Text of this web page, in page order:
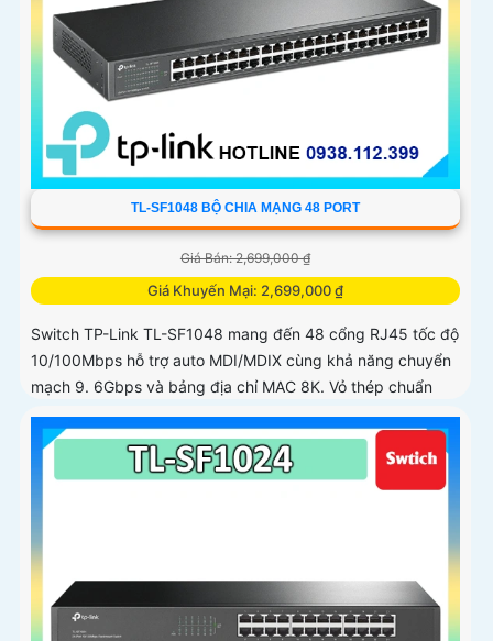
TL-SF1048 BỘ CHIA MẠNG 48 PORT
Giá Bán: 2,699,000 ₫
Giá Khuyến Mại: 2,699,000 ₫
Switch TP-Link TL-SF1048 mang đến 48 cổng RJ45 tốc độ
10/100Mbps hỗ trợ auto MDI/MDIX cùng khả năng chuyển
mạch 9. 6Gbps và bảng địa chỉ MAC 8K. Vỏ thép chuẩn
rack 19 inch chắc...